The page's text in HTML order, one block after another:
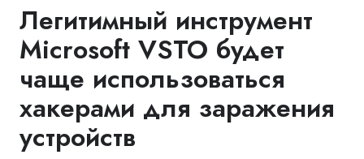
Легитимный инструмент
Microsoft VSTO будет
чаще использоваться
хакерами для заражения
устройств